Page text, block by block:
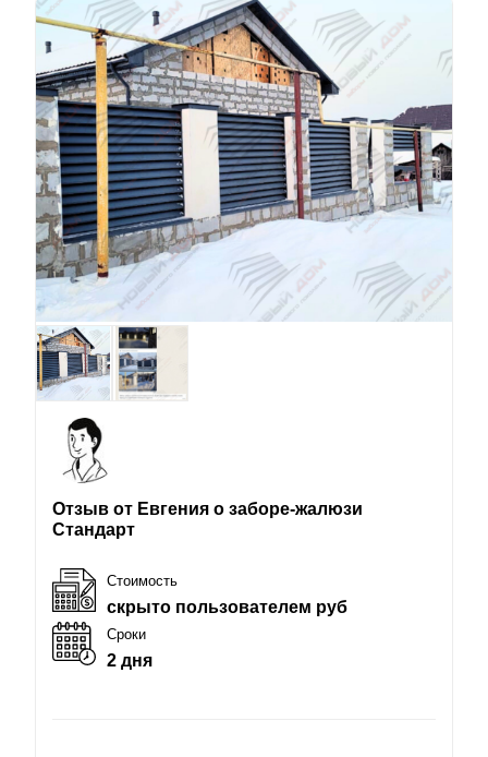
Отзыв от Евгения о заборе-жалюзи
Стандарт
Стоимость
скрыто пользователем руб
Сроки
2 дня